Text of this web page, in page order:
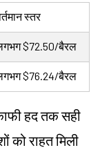
स्तर
$72.50/बैरल
$76.24/बैरल
हद तक सही
राहत मिली